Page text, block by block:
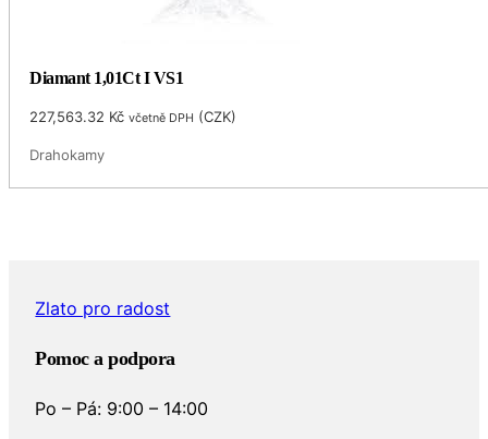
Diamant 1,01Ct I VS1
227,563.32 Kč včetně DPH (CZK)
Drahokamy
Zlato pro radost
Pomoc a podpora
Po – Pá: 9:00 – 14:00